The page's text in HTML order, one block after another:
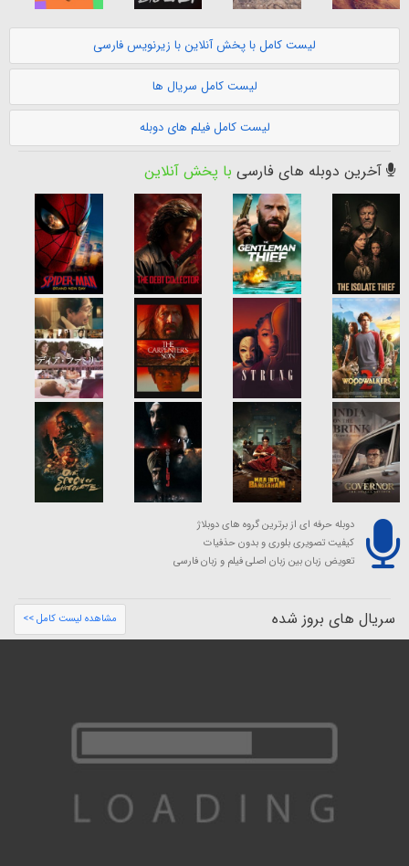
لیست کامل با پخش آنلاین با زیرنویس فارسی
لیست کامل سریال ها
لیست کامل فیلم های دوبله
آخرین دوبله های فارسی با پخش آنلاین
دوبله حرفه ای از برترین گروه های دوبلاژ
کیفیت تصویری بلوری و بدون حذفیات
تعویض زبان بین زبان اصلی فیلم و زبان فارسی
سریال های بروز شده مشاهده لیست کامل >>